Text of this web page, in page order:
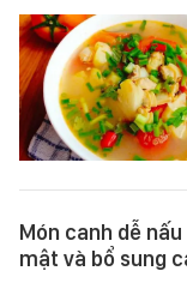
Món canh dễ
mật và bổ sung